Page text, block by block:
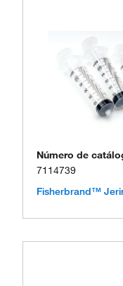
Número de
7114739
Fisherbrand™